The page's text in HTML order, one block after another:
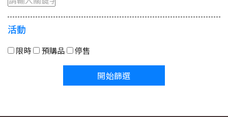
活動
限時 預購品 停售
開始篩選